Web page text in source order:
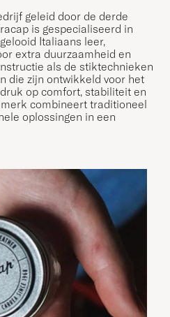
geleid door de derde
is gespecialiseerd in
Italiaans leer,
extra duurzaamheid en
als de stiktechnieken
die zijn ontwikkeld voor het
op comfort, stabiliteit en
combineert traditioneel
oplossingen in een